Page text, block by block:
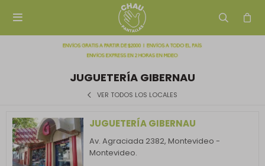

JUGUETERÍA GIBERNAU
VER TODOS LOS LOCALES
JUGUETERÍA GIBERNAU
Av. Agraciada 2382, Montevideo -
Montevideo.